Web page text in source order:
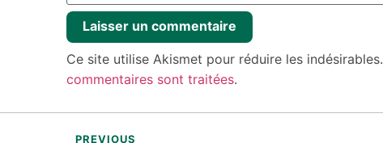
Ce site utilise Akismet pour réduire les indésirables.
commentaires sont traitées.
PREVIOUS